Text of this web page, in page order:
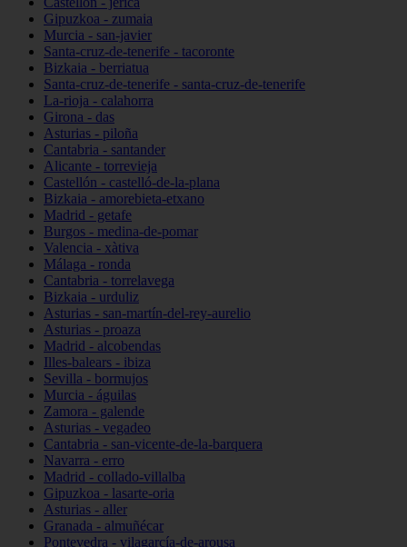
Gipuzkoa - zumaia
Murcia - san-javier
Santa-cruz-de-tenerife - tacoronte
Bizkaia - berriatua
Santa-cruz-de-tenerife - santa-cruz-de-tenerife
La-rioja - calahorra
Girona - das
Asturias - piloña
Cantabria - santander
Alicante - torrevieja
Castellón - castelló-de-la-plana
Bizkaia - amorebieta-etxano
Madrid - getafe
Burgos - medina-de-pomar
Valencia - xàtiva
Málaga - ronda
Cantabria - torrelavega
Bizkaia - urduliz
Asturias - san-martín-del-rey-aurelio
Asturias - proaza
Madrid - alcobendas
Illes-balears - ibiza
Sevilla - bormujos
Murcia - águilas
Zamora - galende
Asturias - vegadeo
Cantabria - san-vicente-de-la-barquera
Navarra - erro
Madrid - collado-villalba
Gipuzkoa - lasarte-oria
Asturias - aller
Granada - almuñécar
Pontevedra - vilagarcía-de-arousa